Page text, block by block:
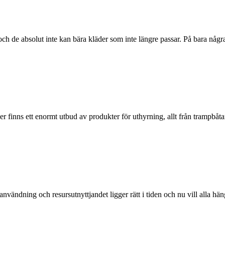
de absolut inte kan bära kläder som inte längre passar. På bara
finns ett enormt utbud av produkter för uthyrning, allt från
och resursutnyttjandet ligger rätt i tiden och nu vill alla